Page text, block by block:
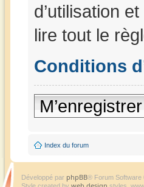
d’utilisation
lire tout le
Conditions
M’enregistrer
Index du forum
Développé par phpBB® Forum Software